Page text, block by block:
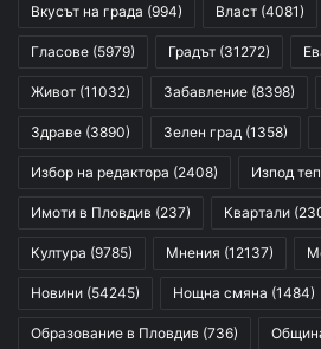
Вкусът на града (994) Власт (4081)
Гласове (5979) Градът (31272)
Живот (11032) Забавление (8398)
Здраве (3890) Зелен град (1358)
Избор на редактора (2408) Изпод
Имоти в Пловдив (237) Квартали
Култура (9785) Мнения (12137)
Новини (54245) Нощна смяна (1484)
Образование в Пловдив (736)